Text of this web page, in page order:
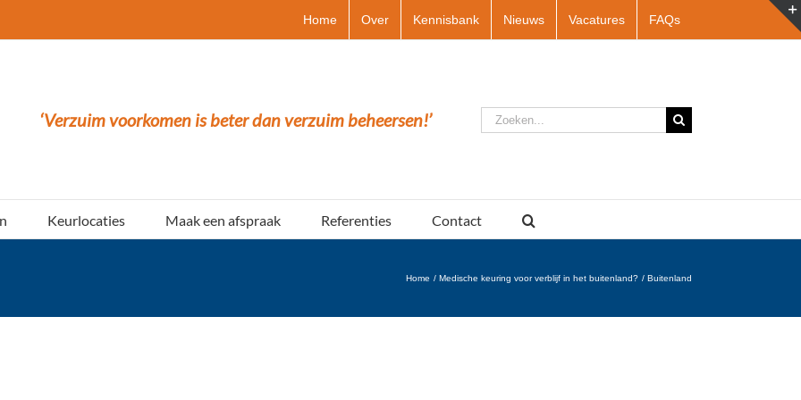
Home Over Kennisbank Nieuws Vacatures FAQs
‘Verzuim voorkomen is beter dan verzuim beheersen!’
Zoeken
naar:
Keurlocaties Maak een afspraak Referenties Contact
Home Medische keuring voor verblijf in het buitenland? Buitenland